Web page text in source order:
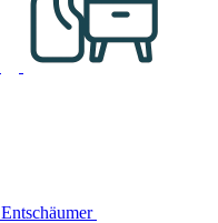
Entschäumer